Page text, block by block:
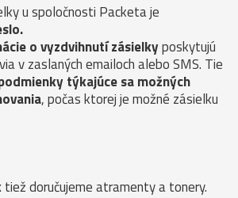
u spoločnosti Packeta je
o vyzdvihnutí zásielkyposkytujú
v zaslaných emailoch alebo SMS. Tie
týkajúce sa možných
, počas ktorej je možné zásielku
tiež doručujeme atramenty a tonery.